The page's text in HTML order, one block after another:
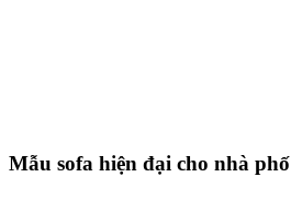
Mẫu sofa hiện đại cho nhà phố